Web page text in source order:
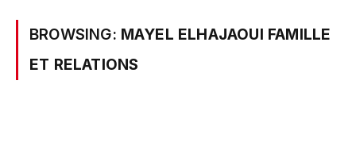
BROWSING: MAYEL ELHAJAOUI FAMILLE
ET RELATIONS